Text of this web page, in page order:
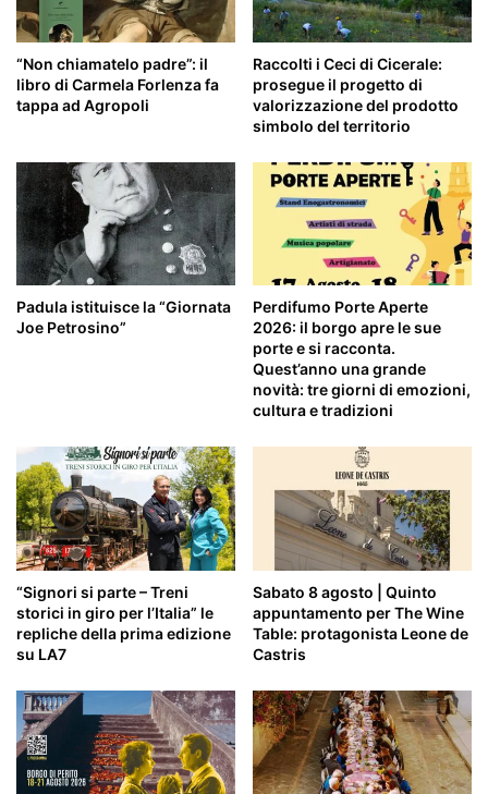
“Non chiamatelo padre”: il
libro di Carmela Forlenza fa
tappa ad Agropoli
Raccolti i Ceci di Cicerale:
prosegue il progetto di
valorizzazione del prodotto
simbolo del territorio
Padula istituisce la “Giornata
Joe Petrosino”
Perdifumo Porte Aperte
2026: il borgo apre le sue
porte e si racconta.
Quest’anno una grande
novità: tre giorni di emozioni,
cultura e tradizioni
“Signori si parte – Treni
storici in giro per l’Italia” le
repliche della prima edizione
su LA7
Sabato 8 agosto | Quinto
appuntamento per The Wine
Table: protagonista Leone de
Castris